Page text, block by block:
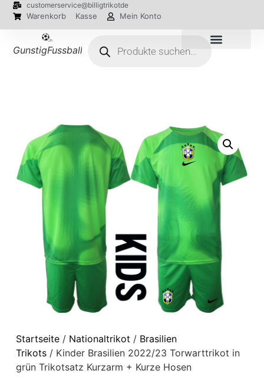
customerservice@billigtrikotde
Warenkorb Kasse Mein Konto
GunstigFussballTrikot
Startseite/ Nationaltrikot / Brasilien
Trikots/ Kinder Brasilien 2022/23 Torwarttrikot in
grün Trikotsatz Kurzarm + Kurze Hosen